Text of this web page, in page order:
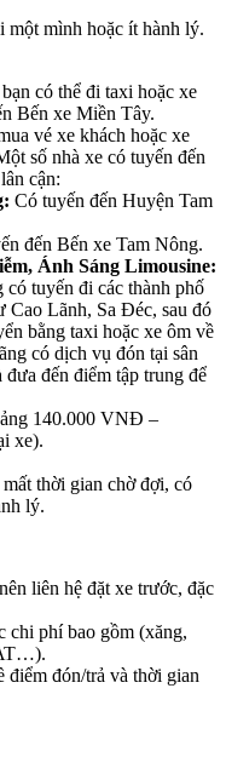
một mình hoặc ít hành lý.
có thể đi taxi hoặc xe
Bến xe Miền Tây.
vé xe khách hoặc xe
số nhà xe có tuyến đến
cận:
Có tuyến đến Huyện Tam
đến Bến xe Tam Nông.
Ánh Sáng Limousine:
có tuyến đi các thành phố
Lãnh, Sa Đéc, sau đó
bằng taxi hoặc xe ôm về
có dịch vụ đón tại sân
đến điểm tập trung để
140.000 VNĐ –
xe).
thời gian chờ đợi, có
lý.
liên hệ đặt xe trước, đặc
chi phí bao gồm (xăng,
điểm đón/trả và thời gian